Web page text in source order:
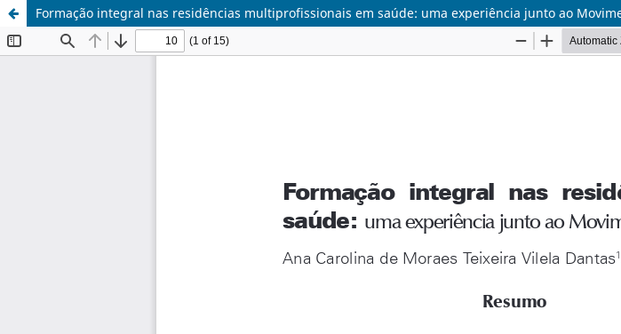
Formação integral nas residências multiprofissionais em saúde: uma experiência junto ao